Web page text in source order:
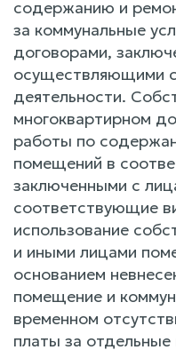
содержанию и
за коммунальные
договорами,
осуществляющими
деятельности.
многоквартирном
работы по
помещений в
заключенными с
соответствующие
использование
и иными лицами
основанием
помещение и
временном
платы за